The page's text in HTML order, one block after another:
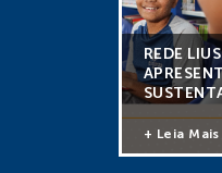
REDE
+ Leia Mais